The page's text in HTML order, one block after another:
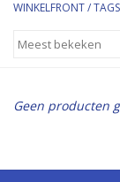
Merken
Merken
WINKELFRONT/TAGS
Geen producten